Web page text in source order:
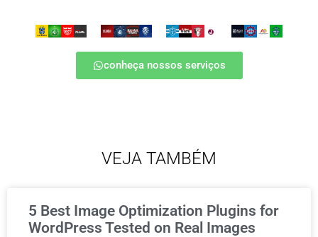
conheça nossos serviços
VEJA TAMBÉM
5 Best Image Optimization Plugins for
WordPress Tested on Real Images